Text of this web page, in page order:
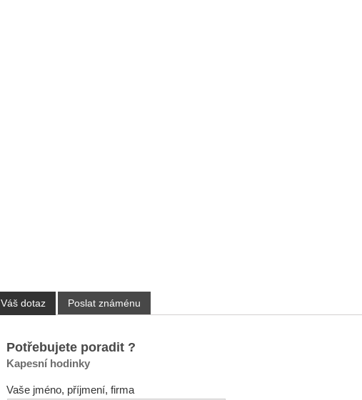
Váš dotaz Poslat známénu
Potřebujete poradit ?
Kapesní hodinky
Vaše jméno, příjmení, firma